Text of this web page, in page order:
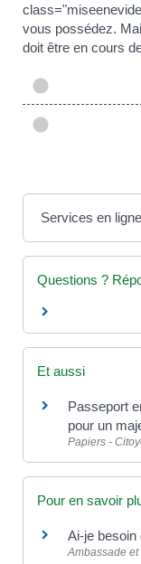
vous possédez.
doit être en cours
Services en
Questions ?
Et aussi
Passeport
pour un
Papiers -
Pour en savoir
Ai-je
Ambassade